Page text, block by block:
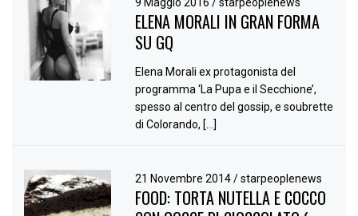
ELENA MORALI IN GRAN FORMA
SU GQ
Elena Morali ex protagonista del
programma ‘La Pupa e il Secchione’,
spesso al centro del gossip, e soubrette
di Colorando, […]
21 Novembre 2014/ starpeoplenews
FOOD: TORTA NUTELLA E COCCO